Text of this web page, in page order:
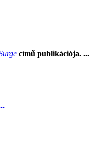
című publikációja. ...